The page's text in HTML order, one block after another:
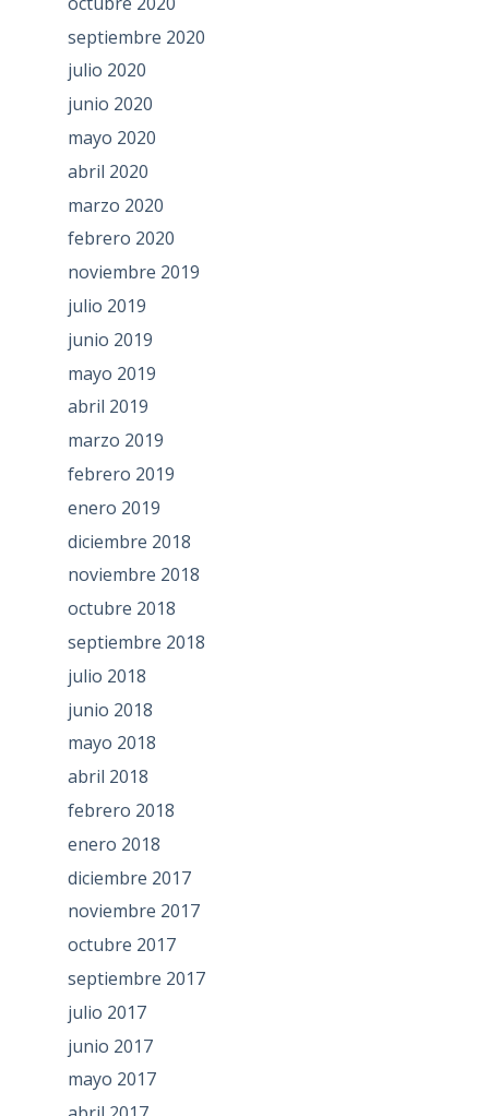
septiembre 2020
julio 2020
junio 2020
mayo 2020
abril 2020
marzo 2020
febrero 2020
noviembre 2019
julio 2019
junio 2019
mayo 2019
abril 2019
marzo 2019
febrero 2019
enero 2019
diciembre 2018
noviembre 2018
octubre 2018
septiembre 2018
julio 2018
junio 2018
mayo 2018
abril 2018
febrero 2018
enero 2018
diciembre 2017
noviembre 2017
octubre 2017
septiembre 2017
julio 2017
junio 2017
mayo 2017